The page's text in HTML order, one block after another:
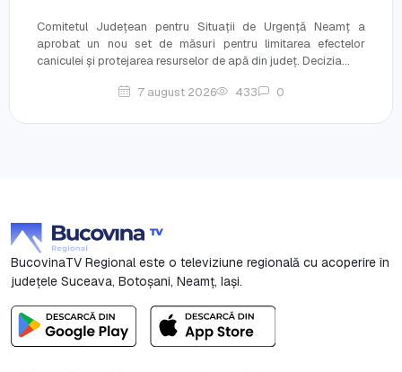
Comitetul Județean pentru Situații de Urgență Neamț a
aprobat un nou set de măsuri pentru limitarea efectelor
caniculei și protejarea resurselor de apă din județ. Decizia...
7 august 2026 433 0
BucovinaTV Regional este o televiziune regională cu acoperire în
județele Suceava, Botoşani, Neamț, Iași.